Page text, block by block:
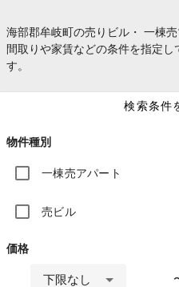
海部郡牟岐町の売りビル・ 一棟
間取りや家賃などの条件を指定
す。
検索条件
物件種別
一棟売アパート
売ビル
価格
下限なし